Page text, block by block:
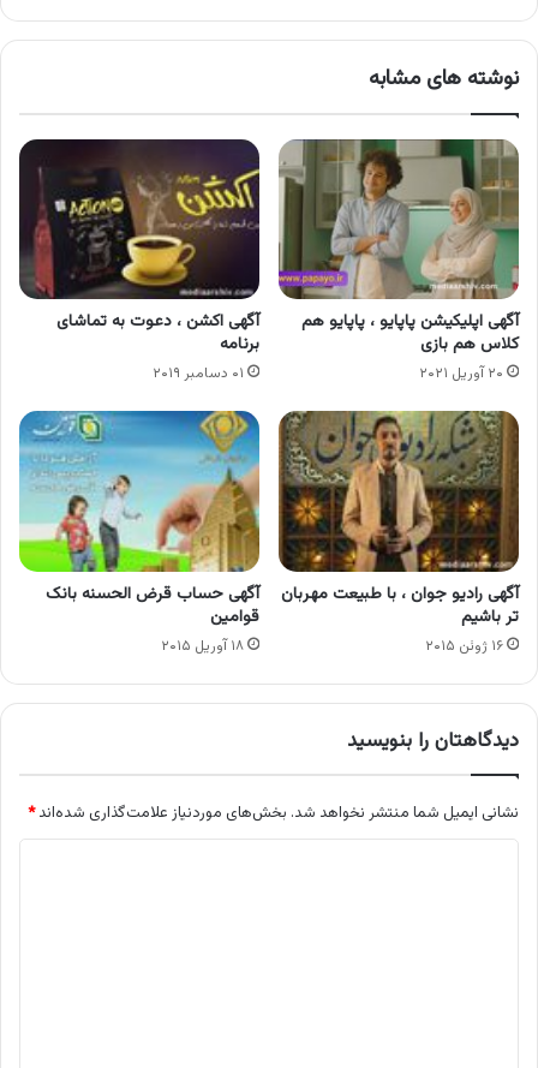
نوشته های مشابه
آگهی اپلیکیشن پاپایو ، پاپایو هم
کلاس هم بازی
۲۰ آوریل ۲۰۲۱
آگهی اکشن ، دعوت به تماشای
برنامه
۰۱ دسامبر ۲۰۱۹
آگهی رادیو جوان ، با طبیعت مهربان
تر باشیم
۱۶ ژوئن ۲۰۱۵
آگهی حساب قرض الحسنه بانک
قوامین
۱۸ آوریل ۲۰۱۵
دیدگاهتان را بنویسید
نشانی ایمیل شما منتشر نخواهد شد. بخش‌های موردنیاز علامت‌گذاری شده‌اند*